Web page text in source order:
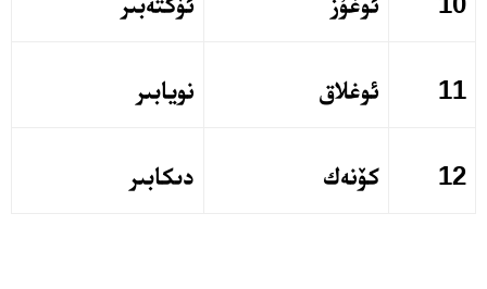
11 ئوغلاق نويابىر
12 كۆنەك دىكابىر